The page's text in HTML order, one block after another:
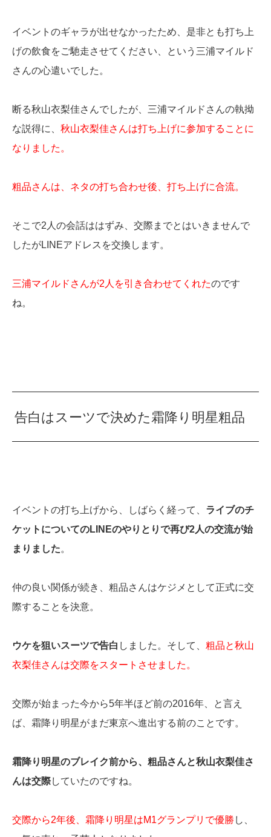
イベントのギャラが出せなかったため、是非とも打ち上
げの飲食をご馳走させてください、という三浦マイルド
さんの心遣いでした。
断る秋山衣梨佳さんでしたが、三浦マイルドさんの執拗
な説得に、 秋山衣梨佳さんは打ち上げに参加することに
なりました。
粗品さんは、ネタの打ち合わせ後、打ち上げに合流。
そこで2人の会話ははずみ、交際までとはいきませんで
したがLINEアドレスを交換します。
三浦マイルドさんが2人を引き合わせてくれたのです
ね。
告白はスーツで決めた霜降り明星粗品
イベントの打ち上げから、しばらく経って、 ライブのチ
ケットについてのLINEのやりとりで再び2人の交流が始
まりました。
仲の良い関係が続き、粗品さんはケジメとして正式に交
際することを決意。
ウケを狙いスーツで告白 しました。そして、 粗品と秋山
衣梨佳さんは交際をスタートさせました。
交際が始まった今から5年半ほど前の2016年、と言え
ば、霜降り明星がまだ東京へ進出する前のことです。
霜降り明星のブレイク前から、粗品さんと秋山衣梨佳さ
んは交際していたのですね。
交際から2年後、霜降り明星はM1グランプリで優勝 し、